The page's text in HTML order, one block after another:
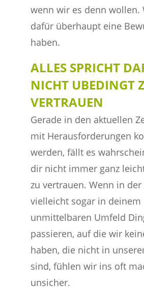
wenn wir es denn wollen.
dafür überhaupt eine
haben.
ALLES SPRICHT
NICHT UBEDINGT
VERTRAUEN
Gerade in den aktuellen
mit Herausforderungen
werden, fällt es
dir nicht immer ganz
zu vertrauen. Wenn in
vielleicht sogar in deinem
unmittelbaren Umfeld
passieren, auf die wir
haben, die nicht in
sind, fühlen wir ins oft
unsicher.